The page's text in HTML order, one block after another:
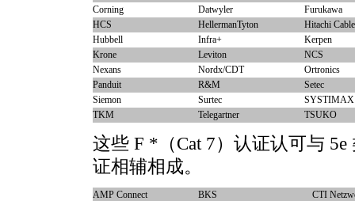
Corning
Datwyler
Furukawa
HCS
HellermanTyton
Hitachi Cable
Hubbell
Infra+
Kerpen
Krone
Leviton
NCS
Nexans
Nordx/CDT
Ortronics
Panduit
R&M
Setec
Siemon
Surtec
SYSTIMAX
TKM
Telegartner TSUKO
这些 F * （Cat 7）认证认可与
证相辅相成。
AMP Connect BKS
CTI